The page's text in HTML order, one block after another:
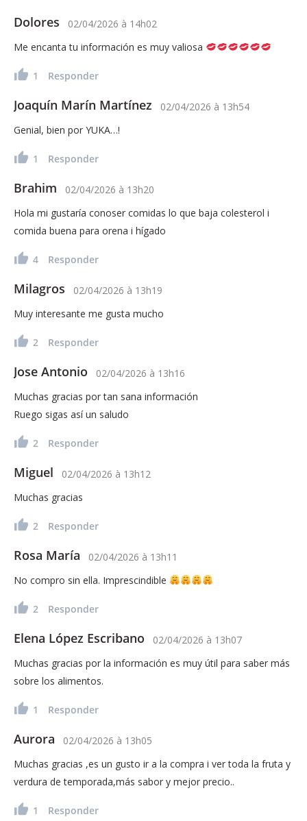
Dolores 02/04/2026 à 14h02
Me encanta tu información es muy valiosa
1 Responder
Joaquín Marín Martínez 02/04/2026 à 13h54
Genial, bien por YUKA…!
1 Responder
Brahim 02/04/2026 à 13h20
Hola mi gustaría conoser comidas lo que baja colesterol i
comida buena para orena i hígado
4 Responder
Milagros 02/04/2026 à 13h19
Muy interesante me gusta mucho
2 Responder
Jose Antonio 02/04/2026 à 13h16
Muchas gracias por tan sana información
Ruego sigas así un saludo
2 Responder
Miguel 02/04/2026 à 13h12
Muchas gracias
2 Responder
Rosa María 02/04/2026 à 13h11
No compro sin ella. Imprescindible
2 Responder
Elena López Escribano 02/04/2026 à 13h07
Muchas gracias por la información es muy útil para saber más
sobre los alimentos.
1 Responder
Aurora 02/04/2026 à 13h05
Muchas gracias ,es un gusto ir a la compra i ver toda la fruta y
verdura de temporada,más sabor y mejor precio..
1 Responder